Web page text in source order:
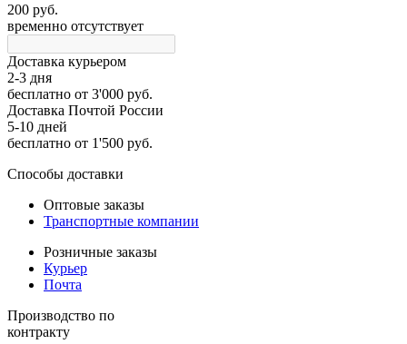
200 руб.
временно отсутствует
Доставка курьером
2-3 дня
бесплатно от 3'000 руб.
Доставка Почтой России
5-10 дней
бесплатно от 1'500 руб.
Способы доставки
Оптовые заказы
Транспортные компании
Розничные заказы
Курьер
Почта
Производство по
контракту